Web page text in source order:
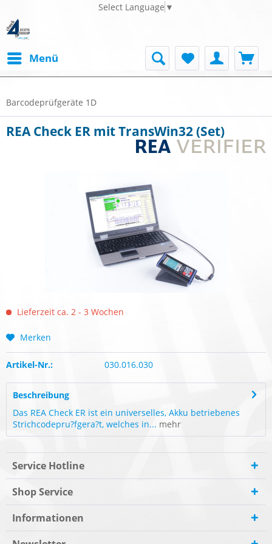
Select Language ▼
Menü
Barcodeprüfgeräte 1D
REA Check ER mit TransWin32 (Set)
Lieferzeit ca. 2 - 3 Wochen
Merken
Artikel-Nr.: 030.016.030
Beschreibung
Das REA Check ER ist ein universelles, Akku betriebenes
Strichcodepru?fgera?t, welches in... mehr
Service Hotline
Shop Service
Informationen